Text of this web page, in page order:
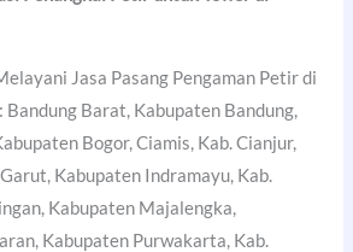
Jasa Pasang Pengaman Petir di
Barat, Kabupaten Bandung,
Bogor, Ciamis, Kab. Cianjur,
Kabupaten Indramayu, Kab.
Kabupaten Majalengka,
Kabupaten Purwakarta, Kab.